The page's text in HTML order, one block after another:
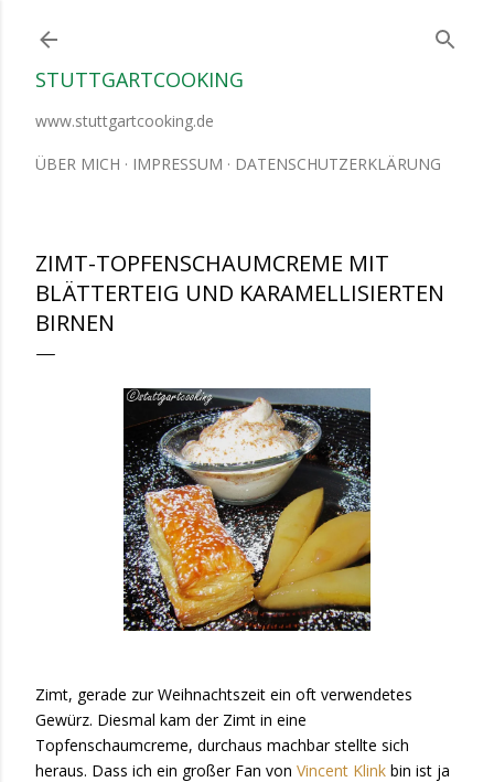
STUTTGARTCOOKING
www.stuttgartcooking.de
ÜBER MICH IMPRESSUM DATENSCHUTZERKLÄRUNG
ZIMT-TOPFENSCHAUMCREME MIT
BLÄTTERTEIG UND KARAMELLISIERTEN
BIRNEN
Zimt, gerade zur Weihnachtszeit ein oft verwendetes
Gewürz. Diesmal kam der Zimt in eine
Topfenschaumcreme, durchaus machbar stellte sich
heraus. Dass ich ein großer Fan von Vincent Klink bin ist ja